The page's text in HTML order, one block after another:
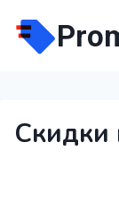
содержимому
Скидки